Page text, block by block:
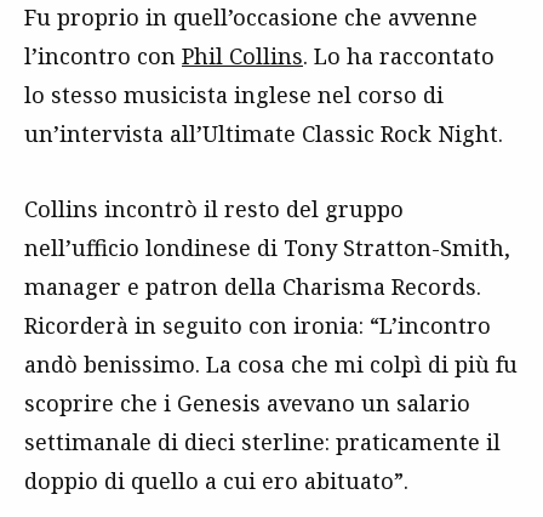
Fu proprio in quell’occasione che avvenne
l’incontro con Phil Collins. Lo ha raccontato
lo stesso musicista inglese nel corso di
un’intervista all’Ultimate Classic Rock Night.
Collins incontrò il resto del gruppo
nell’ufficio londinese di Tony Stratton-Smith,
manager e patron della Charisma Records.
Ricorderà in seguito con ironia: “L’incontro
andò benissimo. La cosa che mi colpì di più fu
scoprire che i Genesis avevano un salario
settimanale di dieci sterline: praticamente il
doppio di quello a cui ero abituato”.